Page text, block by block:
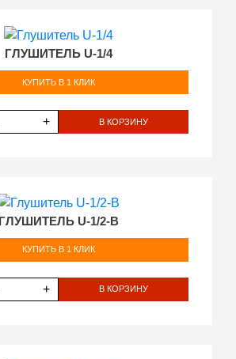
ГЛУШИТЕЛЬ U-1/4
КУПИТЬ В 1 КЛИК
+ В КОРЗИНУ
ГЛУШИТЕЛЬ U-1/2-В
КУПИТЬ В 1 КЛИК
+ В КОРЗИНУ